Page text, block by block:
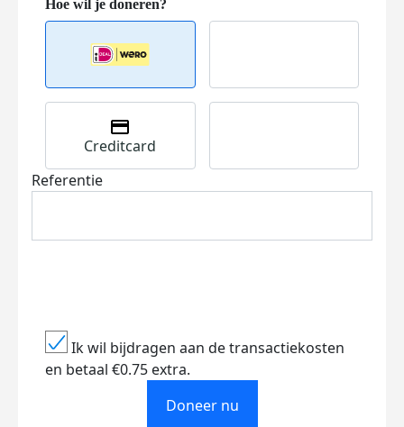
Creditcard
Referentie
Ik wil bijdragen aan de transactiekosten
en betaal €0.75 extra.
Doneer nu